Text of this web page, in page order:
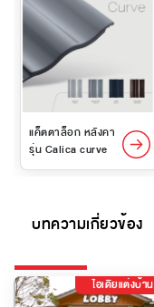
แค็ตตาล็อก หลังคา
รุ่น Calica curve
บทความเกี่ยวข้อง
ไอเดียแต่งบ้าน